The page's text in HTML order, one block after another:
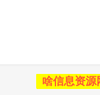
啥信息资源